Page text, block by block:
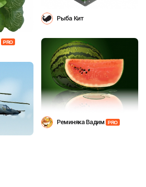
Рыба Кит
PRO
Реминяка Вадим PRO